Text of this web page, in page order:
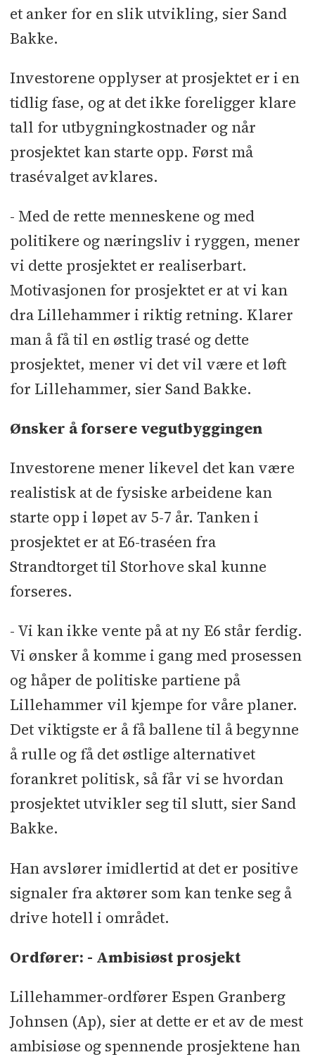
et anker for en slik utvikling, sier Sand
Bakke.
Investorene opplyser at prosjektet er i en
tidlig fase, og at det ikke foreligger klare
tall for utbygningkostnader og når
prosjektet kan starte opp. Først må
trasévalget avklares.
- Med de rette menneskene og med
politikere og næringsliv i ryggen, mener
vi dette prosjektet er realiserbart.
Motivasjonen for prosjektet er at vi kan
dra Lillehammer i riktig retning. Klarer
man å få til en østlig trasé og dette
prosjektet, mener vi det vil være et løft
for Lillehammer, sier Sand Bakke.
Ønsker å forsere vegutbyggingen
Investorene mener likevel det kan være
realistisk at de fysiske arbeidene kan
starte opp i løpet av 5-7 år. Tanken i
prosjektet er at E6-traséen fra
Strandtorget til Storhove skal kunne
forseres.
­- Vi kan ikke vente på at ny E6 står ferdig.
Vi ønsker å komme i gang med prosessen
og håper de politiske partiene på
Lillehammer vil kjempe for våre planer.
Det viktigste er å få ballene til å begynne
å rulle og få det østlige alternativet
forankret politisk, så får vi se hvordan
prosjektet utvikler seg til slutt, sier Sand
Bakke.
Han avslører imidlertid at det er positive
signaler fra aktører som kan tenke seg å
drive hotell i området.
Ordfører: - Ambisiøst prosjekt
Lillehammer-ordfører Espen Granberg
Johnsen (Ap), sier at dette er et av de mest
ambisiøse og spennende prosjektene han